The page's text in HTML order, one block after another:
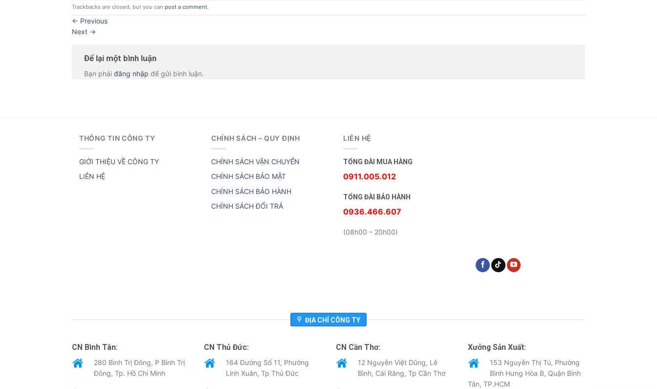
Trackbacks are closed, but you can post a comment.
← Previous
Next →
Để lại một bình luận
Bạn phải đăng nhập để gửi bình luận.
THÔNG TIN CÔNG TY
GIỚI THIỆU VỀ CÔNG TY
LIÊN HỆ
CHÍNH SÁCH – QUY ĐỊNH
CHÍNH SÁCH VẬN CHUYỂN
CHÍNH SÁCH BẢO MẬT
CHÍNH SÁCH BẢO HÀNH
CHÍNH SÁCH ĐỔI TRẢ
LIÊN HỆ
TỔNG ĐÀI MUA HÀNG
0911.005.012
TỔNG ĐÀI BẢO HÀNH
0936.466.607
(08h00 – 20h00)
ĐỊA CHỈ CÔNG TY
CN Bình Tân:
280 Bình Trị Đông, P Bình Trị
Đông, Tp. Hồ Chí Minh
CN Thủ Đức:
164 Đường Số 11, Phường
Linh Xuân, Tp Thủ Đức
CN Cần Thơ:
12 Nguyễn Việt Dũng, Lê
Bình, Cái Răng, Tp Cần Thơ
Xưởng Sản Xuất:
153 Nguyễn Thị Tú, Phường
Bình Hưng Hòa B, Quận Bình
Tân, TP.HCM